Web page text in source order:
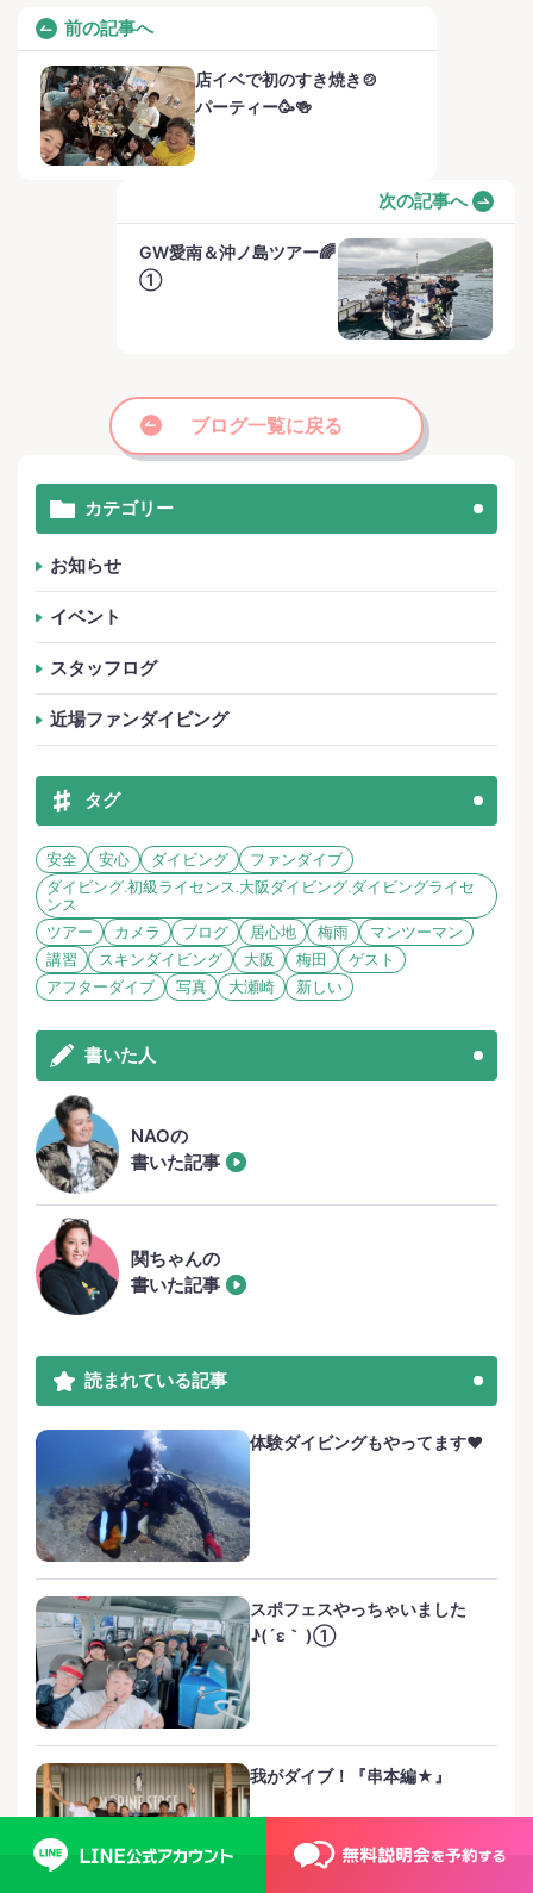
前の記事へ
店イベで初のすき焼き🍲
パーティー🥳🍻
次の記事へ
GW愛南＆沖ノ島ツアー🌈
①
ブログ一覧に戻る
カテゴリー
お知らせ
イベント
スタッフログ
近場ファンダイビング
タグ
安全 安心 ダイビング
ファンダイブ
ダイビング.初級ライセンス.大阪ダイビング.ダイビングライセ
ンス
ツアー
カメラ ブログ 居心地 梅雨
マンツーマン
講習
スキンダイビング 大阪 梅田
ゲスト
アフターダイブ
写真 大瀬崎 新しい
書いた人
NAOの
書いた記事
関ちゃんの
書いた記事
読まれている記事
体験ダイビングもやってます❤️
スポフェスやっちゃいました
♪(´ε｀ )①
我がダイブ！『串本編★』